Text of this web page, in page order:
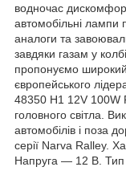
водночас
автомобільні лампи
аналоги та
завдяки газам у
пропонуємо широкий
європейського
48350 H1 12V 100W
головного світла.
автомобілів і поза
серії Narva Ralley.
Напруга — 12 В.